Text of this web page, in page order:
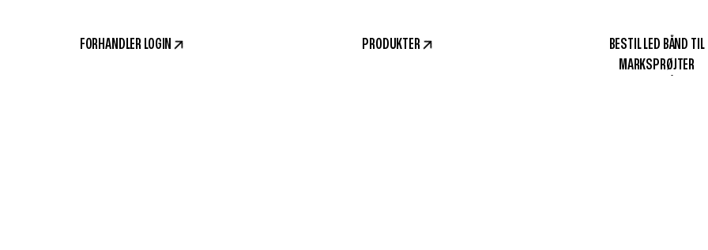
FORHANDLER LOGIN PRODUKTER
BESTIL LED BÅND TIL
MARKSPRØJTER